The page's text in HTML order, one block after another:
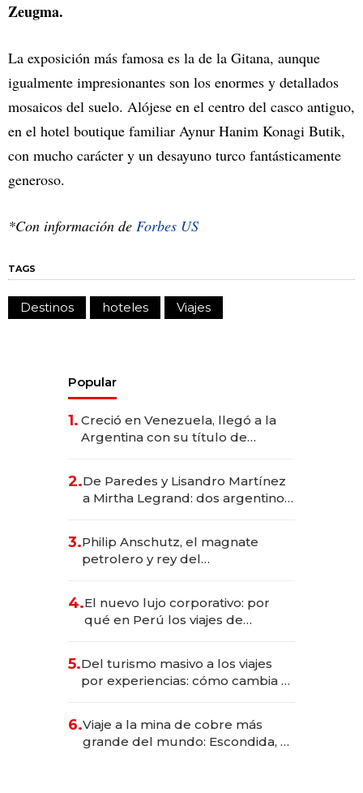
Zeugma.
La exposición más famosa es la de la Gitana, aunque
igualmente impresionantes son los enormes y detallados
mosaicos del suelo. Alójese en el centro del casco antiguo,
en el hotel boutique familiar Aynur Hanim Konagi Butik,
con mucho carácter y un desayuno turco fantásticamente
generoso.
*Con información de Forbes US
TAGS
Destinos hoteles Viajes
Popular
1. Creció en Venezuela, llegó a la
Argentina con su título de
las marcas "fast premium"
2.De Paredes y Lisandro Martínez
a Mirtha Legrand: dos argentinos
3.Philip Anschutz, el magnate
petrolero y rey del
Fénix
4.El nuevo lujo corporativo: por
qué en Perú los viajes de
transformadoras
5.Del turismo masivo a los viajes
por experiencias: cómo cambia el
6.Viaje a la mina de cobre más
grande del mundo: Escondida, el